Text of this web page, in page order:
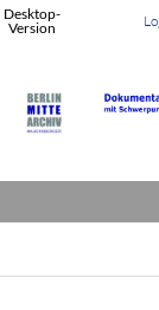
Desktop-
Version